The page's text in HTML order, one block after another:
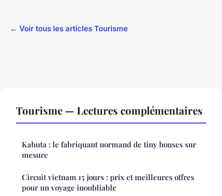
← Voir tous les articles Tourisme
Tourisme — Lectures complémentaires
Kahuta : le fabriquant normand de tiny houses sur
mesure
Circuit vietnam 15 jours : prix et meilleures offres
pour un voyage inoubliable